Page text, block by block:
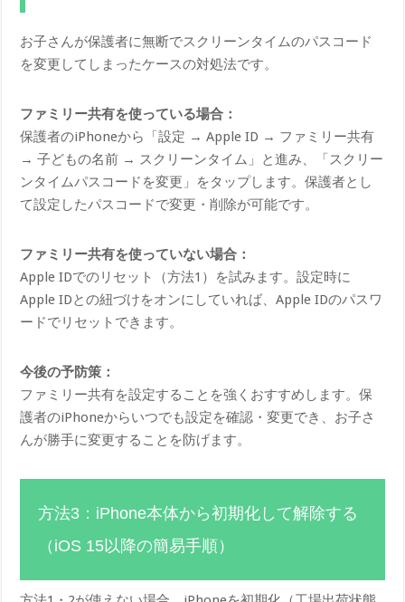
お子さんが保護者に無断でスクリーンタイムのパスコード
を変更してしまったケースの対処法です。
ファミリー共有を使っている場合：
保護者のiPhoneから「設定 → Apple ID → ファミリー共有
→ 子どもの名前 → スクリーンタイム」と進み、「スクリー
ンタイムパスコードを変更」をタップします。保護者とし
て設定したパスコードで変更・削除が可能です。
ファミリー共有を使っていない場合：
Apple IDでのリセット（方法1）を試みます。設定時に
Apple IDとの紐づけをオンにしていれば、Apple IDのパスワ
ードでリセットできます。
今後の予防策：
ファミリー共有を設定することを強くおすすめします。保
護者のiPhoneからいつでも設定を確認・変更でき、お子さ
んが勝手に変更することを防げます。
方法3：iPhone本体から初期化して解除する
（iOS 15以降の簡易手順）